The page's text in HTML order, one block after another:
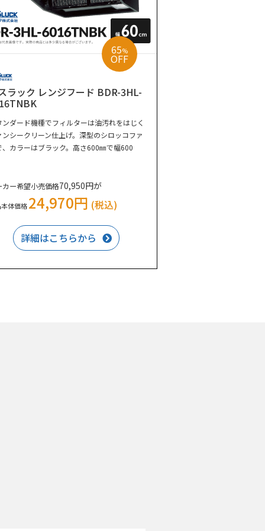
65%
OFF
ラック レンジフード BDR-3HL-
ンダード機種でフィルターは油汚れをはじく
ンシークリーン仕上げ。深型のシロッコファ
、カラーはブラック。高さ600㎜で幅600
カー希望小売価格70,950円が
体価格24,970円 (税込)
詳細はこちらから